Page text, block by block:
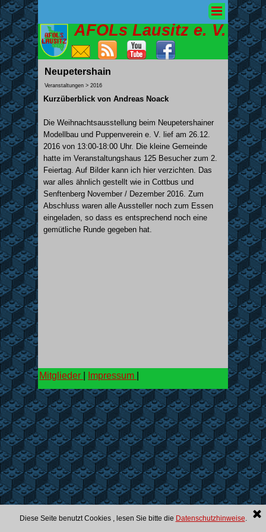
AFOLs Lausitz e. V.
Neupetershain
Veranstaltungen > 2016
Kurzüberblick von Andreas Noack
Die Weihnachtsausstellung beim Neupetershainer
Modellbau und Puppenverein e. V. lief am 26.12.
2016 von 13:00-18:00 Uhr. Die kleine Gemeinde
hatte im Veranstaltungshaus 125 Besucher zum 2.
Feiertag. Auf Bilder kann ich hier verzichten. Das
war alles ähnlich gestellt wie in Cottbus und
Senftenberg November / Dezember 2016. Zum
Abschluss waren alle Aussteller noch zum Essen
eingeladen, so dass es entsprechend noch eine
gemütliche Runde gegeben hat.
Mitglieder Impressum
Diese Seite benutzt Cookies , lesen Sie bitte die Datenschutzhinweise.